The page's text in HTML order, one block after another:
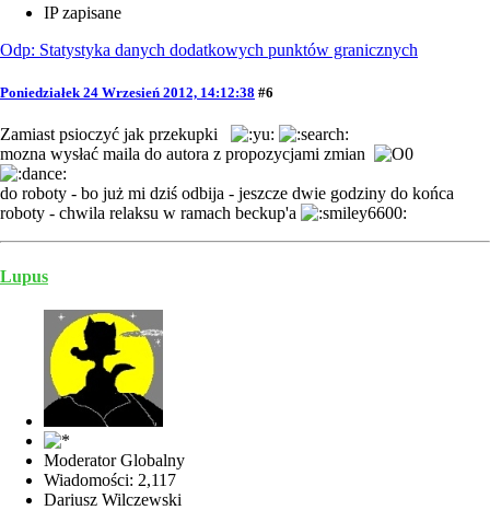
IP zapisane
Odp: Statystyka danych dodatkowych punktów granicznych
Poniedziałek 24 Wrzesień 2012, 14:12:38 #6
Zamiast psioczyć jak przekupki
mozna wysłać maila do autora z propozycjami zmian
do roboty - bo już mi dziś odbija - jeszcze dwie godziny do końca
roboty - chwila relaksu w ramach beckup'a
Lupus
Moderator Globalny
Wiadomości: 2,117
Dariusz Wilczewski